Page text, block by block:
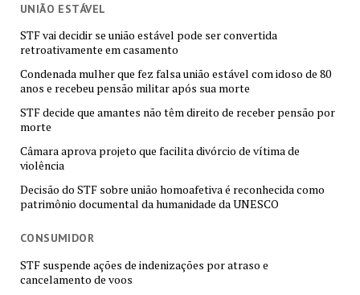
UNIÃO ESTÁVEL
STF vai decidir se união estável pode ser convertida
retroativamente em casamento
Condenada mulher que fez falsa união estável com idoso de 80
anos e recebeu pensão militar após sua morte
STF decide que amantes não têm direito de receber pensão por
morte
Câmara aprova projeto que facilita divórcio de vítima de
violência
Decisão do STF sobre união homoafetiva é reconhecida como
patrimônio documental da humanidade da UNESCO
CONSUMIDOR
STF suspende ações de indenizações por atraso e
cancelamento de voos